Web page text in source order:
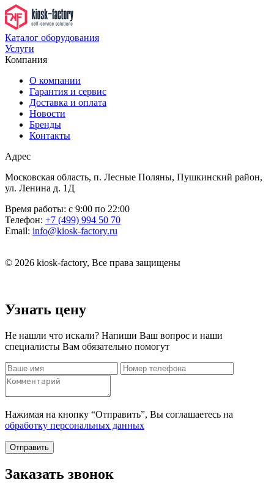
Каталог оборудования
Услуги
Компания
О компании
Гарантия и сервис
Доставка и оплата
Новости
Бренды
Контакты
Адрес
Московская область, п. Лесные Поляны, Пушкинский район,
ул. Ленина д. 1Д
Время работы: с 9:00 по 22:00
Телефон: +7 (499) 994 50 70
Email: info@kiosk-factory.ru
© 2026 kiosk-factory, Все права защищены
Узнать цену
Не нашли что искали? Напиши Ваш вопрос и наши
специалисты Вам обязательно помогут
Нажимая на кнопку “Отправить”, Вы соглашаетесь на
обработку персональных данных
Отправить
Заказать звонок